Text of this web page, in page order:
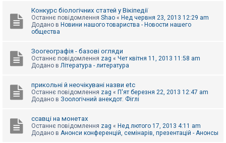
ш
к
м
г
Конкурс біологічних статей у Вікіпедії
Останнє повідомлення Shao « Нед червня 23, 2013 12:29 am
Додано в Новини нашого товариства - Новости нашего
общества
Зоогеографія - базові огляди
Останнє повідомлення zag « Чет квітня 11, 2013 11:58 am
Додано в Література - литература
прикольні й неочікувані назви etc
Останнє повідомлення zag « П'ят березня 22, 2013 12:47 am
Додано в Зоологічний анекдот. Фіглі
ссавці на монетах
Останнє повідомлення zag « Нед лютого 17, 2013 4:11 am
Додано в Анонси конференцій, семінарів, презентацій - Анонсы